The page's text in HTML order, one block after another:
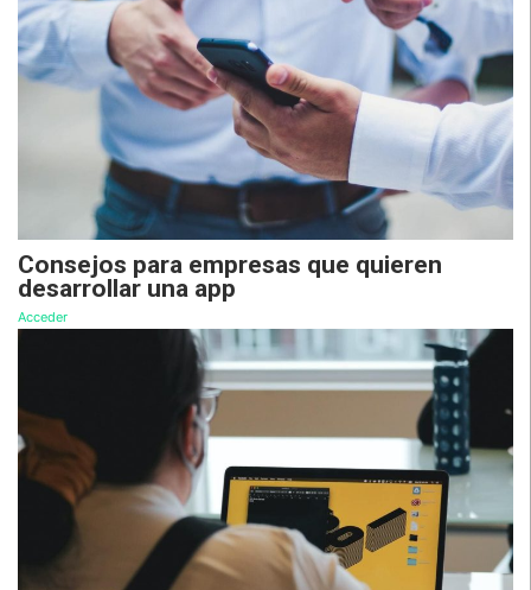
Consejos para empresas que quieren
desarrollar una app
Acceder